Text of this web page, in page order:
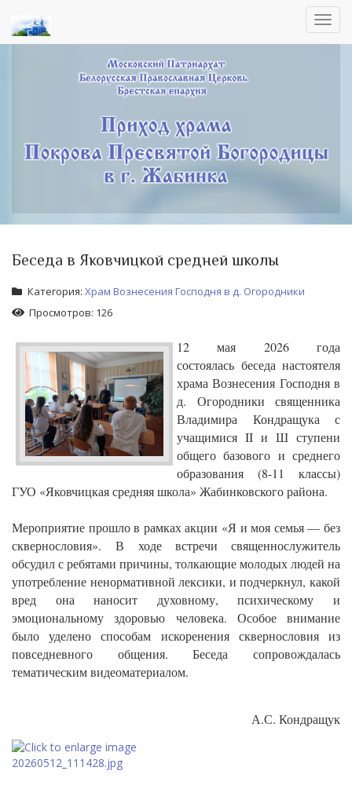
Беседа в Яковчицкой средней школы
Категория: Храм Вознесения Господня в д. Огородники
Просмотров: 126
12 мая 2026 года
состоялась беседа настоятеля
храма Вознесения Господня в
д. Огородники священника
Владимира Кондращука с
учащимися II и Ш ступени
общего базового и среднего
образования (8-11 классы)
ГУО «Яковчицкая средняя школа» Жабинковского района.
Мероприятие прошло в рамках акции «Я и моя семья — без
сквернословия». В ходе встречи священнослужитель
обсудил с ребятами причины, толкающие молодых людей на
употребление ненормативной лексики, и подчеркнул, какой
вред она наносит духовному, психическому и
эмоциональному здоровью человека. Особое внимание
было уделено способам искоренения сквернословия из
повседневного общения. Беседа сопровождалась
тематическим видеоматериалом.
А.С. Кондращук